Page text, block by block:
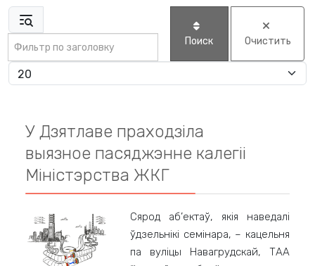
Фильтр по заголовку
Поиск Очистить
Кол-во строк:
У Дзятлаве праходзіла
выязное пасяджэнне калегіі
Міністэрства ЖКГ
Сярод аб’ектаў, якія наведалі
ўдзельнікі семінара, – кацельня
па вуліцы Навагрудскай, ТАА